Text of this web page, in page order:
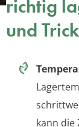
richtig
und
kann die